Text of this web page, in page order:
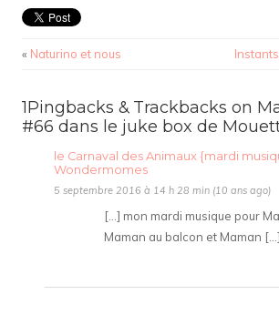
« Naturino et nous
1Pingbacks & Trackbacks on
#66 dans le juke box de
le Carnaval des Animaux {mardi
Wondermomes
5 septembre 2016 à 14 h 28 min (10 ans ago)
[…] mon mardi musique pour
Maman au balcon et Maman […]